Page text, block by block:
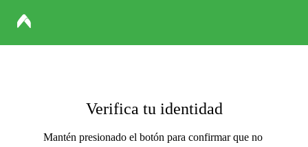
Verifica tu identidad
Mantén presionado el botón para confirmar que no